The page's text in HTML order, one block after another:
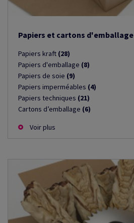
Papiers et cartons d'emballage
Papiers kraft (28)
Papiers d'emballage (8)
Papiers de soie (9)
Papiers imperméables (4)
Papiers techniques (21)
Cartons d’emballage (6)
Voir plus